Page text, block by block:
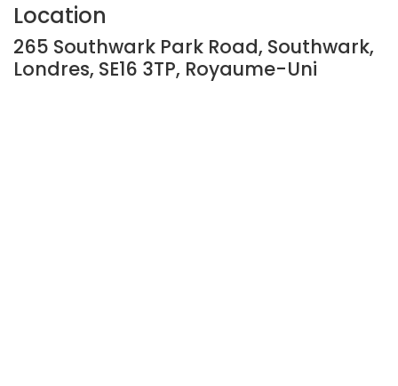
Location
265 Southwark Park Road, Southwark,
Londres, SE16 3TP, Royaume-Uni